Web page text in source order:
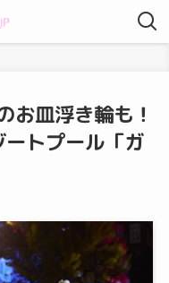
お皿浮き輪も！
トプール「ガ